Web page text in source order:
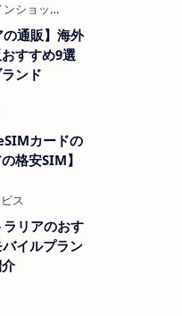
の通販】海外
すすめ9選
ンド
カードの
格安SIM】
ラリアのおす
イルプラン